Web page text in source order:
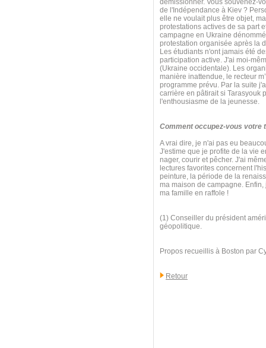
démissionner. Vous souvenez-
de l'Indépendance à Kiev ?
elle ne voulait plus être objet,
protestations actives de sa part
campagne en Ukraine
protestation organisée après la
Les étudiants n'ont jamais été
participation active. J'ai moi-
(Ukraine occidentale). Les
manière inattendue, le recteur
programme prévu. Par la suite
carrière en pâtirait si Tarasyouk
l'enthousiasme de la jeunesse.
Comment occupez-vous votre
A vrai dire, je n'ai pas eu
J'estime que je profite de la vie
nager, courir et pêcher. J'ai
lectures favorites concernent
peinture, la période de la
ma maison de campagne.
ma famille en raffole !
(1) Conseiller du président
géopolitique.
Propos recueillis à Boston par
Retour